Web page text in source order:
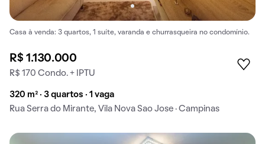
Casa à venda: 3 quartos, 1 suíte, varanda e churrasqueira no condomínio.
R$ 1.130.000
R$ 170 Condo. + IPTU
320 m² · 3 quartos · 1 vaga
Rua Serra do Mirante, Vila Nova Sao Jose · Campinas